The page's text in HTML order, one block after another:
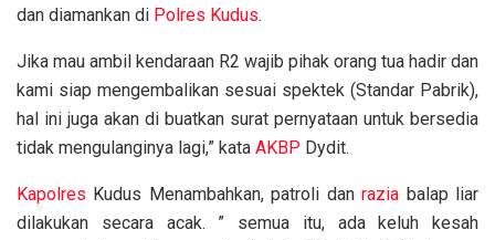
dan diamankan di Polres Kudus.
Jika mau ambil kendaraan R2 wajib pihak orang tua hadir dan
kami siap mengembalikan sesuai spektek (Standar Pabrik),
hal ini juga akan di buatkan surat pernyataan untuk bersedia
tidak mengulanginya lagi,” kata AKBP Dydit.
Kapolres Kudus Menambahkan, patroli danrazia balap liar
dilakukan secara acak. ” semua itu, ada keluh kesah